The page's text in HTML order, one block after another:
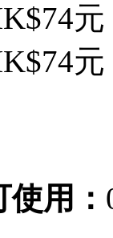
元
元
用：